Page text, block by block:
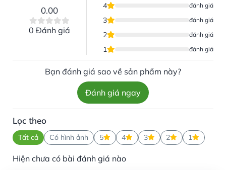
0.00
0 Đánh giá
4 đánh giá
3 đánh giá
2 đánh giá
1 đánh giá
Bạn đánh giá sao về sản phẩm này?
Đánh giá ngay
Lọc theo
Tất cả Có hình ảnh 5 4 3 2 1
Hiện chưa có bài đánh giá nào